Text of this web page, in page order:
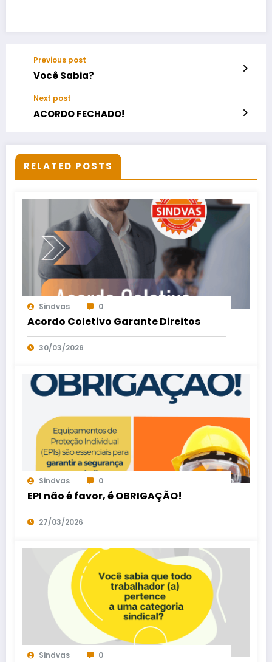
Previous post
Você Sabia?
Next post
ACORDO FECHADO!
RELATED POSTS
Sindvas 0
Acordo Coletivo Garante Direitos
30/03/2026
Sindvas 0
EPI não é favor, é OBRIGAÇÃO!
27/03/2026
Sindvas 0